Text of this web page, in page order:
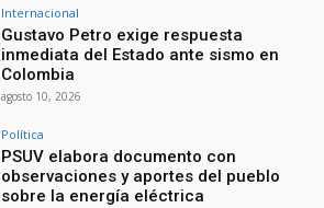
Internacional
Gustavo Petro exige respuesta
inmediata del Estado ante sismo en
Colombia
agosto 10, 2026
Política
PSUV elabora documento con
observaciones y aportes del pueblo
sobre la energía eléctrica